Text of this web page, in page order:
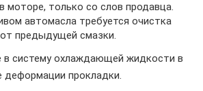
моторе, только со слов продавца.
автомасла требуется очистка
предыдущей смазки.
в систему охлаждающей жидкости в
деформации прокладки.